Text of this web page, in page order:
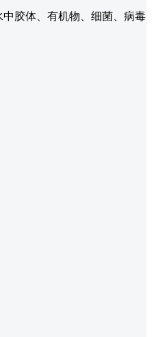
胶体、有机物、细菌、病毒